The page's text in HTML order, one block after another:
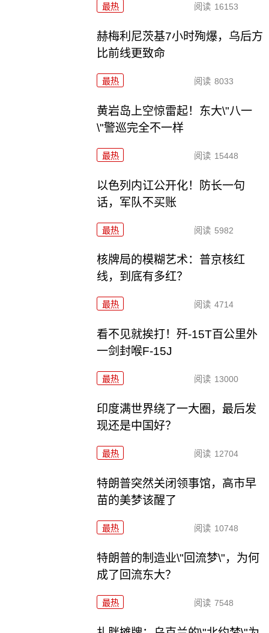
最热 阅读 16153
赫梅利尼茨基7小时殉爆，乌后方
比前线更致命
最热 阅读 8033
黄岩岛上空惊雷起！东大\"八一
\"警巡完全不一样
最热 阅读 15448
以色列内讧公开化！防长一句
话，军队不买账
最热 阅读 5982
核牌局的模糊艺术：普京核红
线，到底有多红？
最热 阅读 4714
看不见就挨打！歼-15T百公里外
一剑封喉F-15J
最热 阅读 13000
印度满世界绕了一大圈，最后发
现还是中国好？
最热 阅读 12704
特朗普突然关闭领事馆，高市早
苗的美梦该醒了
最热 阅读 10748
特朗普的制造业\"回流梦\"，为何
成了回流东大？
最热 阅读 7548